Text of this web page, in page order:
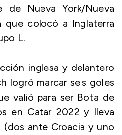
de Nueva York/Nueva
que colocó a Inglaterra
L.
inglesa y delantero
logró marcar seis goles
valió para ser Bota de
en Catar 2022 y lleva
(dos ante Croacia y uno